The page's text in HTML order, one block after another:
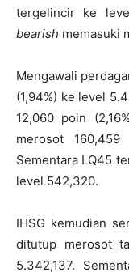
tergelincir ke
bearish memasuki
Mengawali
(1,94%) ke level
12,060 poin
merosot
Sementara LQ45
level 542,320.
IHSG kemudian
ditutup merosot
5.342,137.